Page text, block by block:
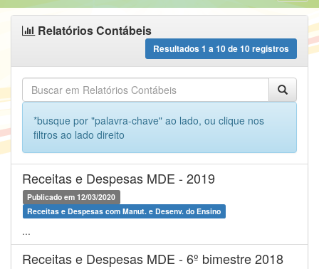
Relatórios Contábeis
Resultados1 a10de10registros
*busque por "palavra-chave" ao lado, ou clique nos
filtros ao lado direito
Receitas e Despesas MDE - 2019
Publicado em 12/03/2020
Receitas e Despesas com Manut. e Desenv. do Ensino
...
Receitas e Despesas MDE - 6º bimestre 2018